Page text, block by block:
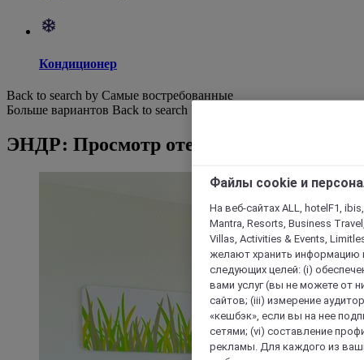
Кондиционер
Back to search by Самые востребованные
Больше вариантов Back to search by categories
ЭНДР: Просмотр отелей
Файлы cookie и
На веб-сайтах ALL, hotelF1,
Mantra, Resorts, Business
Villas, Activities & Events,
желают хранить информацию
следующих целей: (i)
вами услуг (вы не можете от
сайтов; (iii) измерение
«кешбэк», если вы на нее
сетями; (vi) составление
рекламы. Для каждого из